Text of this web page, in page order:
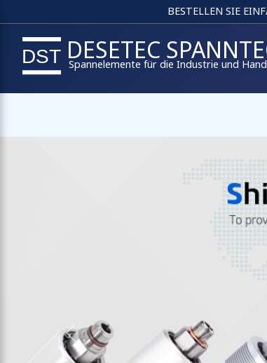
BESTELLEN SIE
DESETEC
Spannelemente für die Industrie und
Previous